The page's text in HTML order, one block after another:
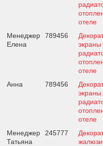
отеле
Менеджер
Елена
789456
экраны
отеле
Анна 789456
экраны
отеле
Менеджер
Татьяна
245777